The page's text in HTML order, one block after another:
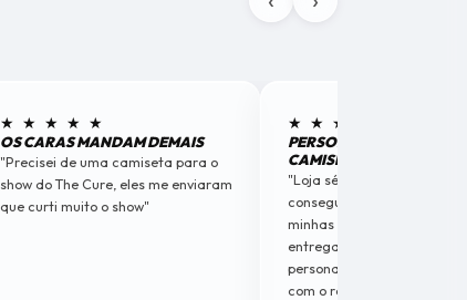
★ ★ ★ ★ ★
OS CARAS MANDAM DEMAIS
"Precisei de uma camiseta para o
show do The Cure, eles me enviaram
que curti muito o show"
★ ★ ★ ★ ★
PERSONALIZEI MINHAS
CAMISETAS
"Loja séria e criativos. A
conseguiu captar a
minhas camisetas
entregaram algo com
personalidade. Fiquei
com o resultado."